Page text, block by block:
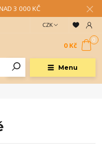
3 000 KČ
Menu
CZK
0
0 Kč